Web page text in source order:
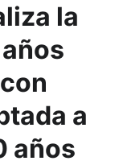
la
a
años